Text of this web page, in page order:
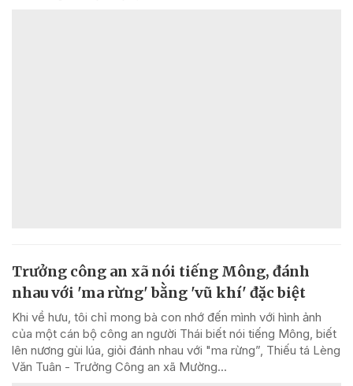
Trưởng công an xã nói tiếng Mông, đánh
nhau với 'ma rừng' bằng 'vũ khí' đặc biệt
Khi về hưu, tôi chỉ mong bà con nhớ đến mình với hình ảnh
của một cán bộ công an người Thái biết nói tiếng Mông, biết
lên nương gùi lúa, giỏi đánh nhau với "ma rừng”, Thiếu tá Lèng
Văn Tuân - Trưởng Công an xã Mường...